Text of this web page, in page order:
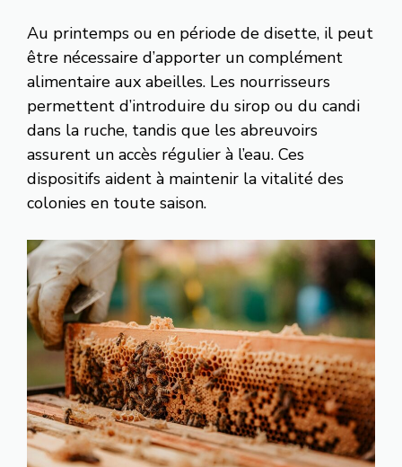
Au printemps ou en période de disette, il peut
être nécessaire d’apporter un complément
alimentaire aux abeilles. Les nourrisseurs
permettent d’introduire du sirop ou du candi
dans la ruche, tandis que les abreuvoirs
assurent un accès régulier à l’eau. Ces
dispositifs aident à maintenir la vitalité des
colonies en toute saison.